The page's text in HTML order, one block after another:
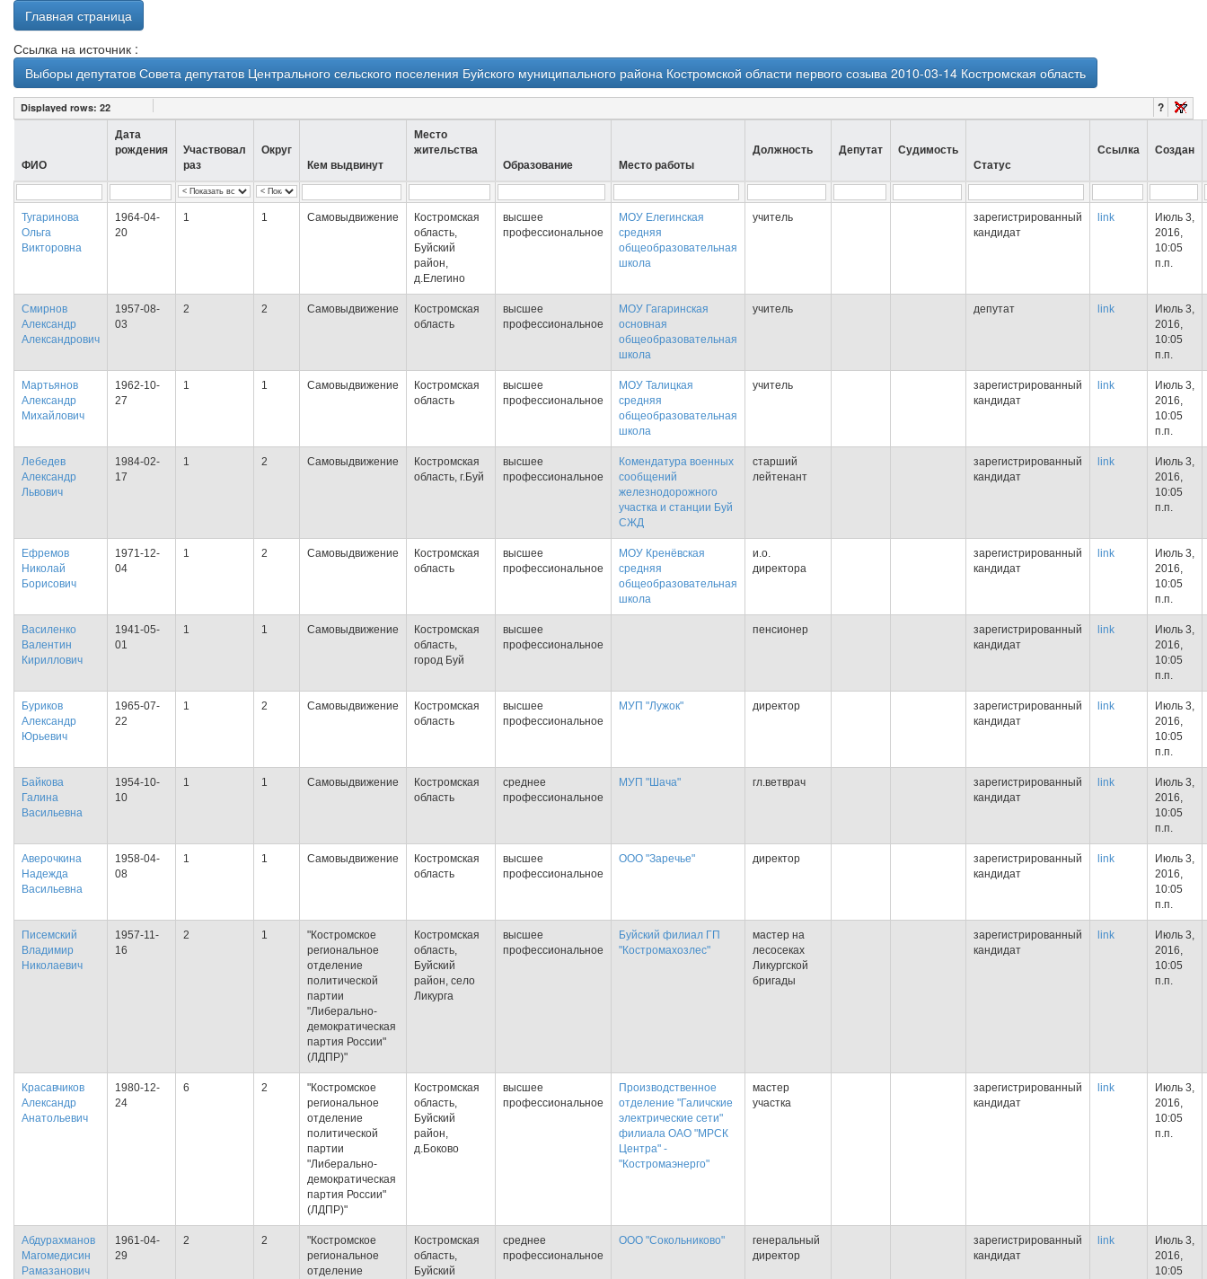
Главная страница
Ссылка на источник :
Выборы депутатов Совета депутатов Центрального сельского поселения Буйского муниципального района Костромской области первого созыва 2010-03-14 Костромская область
Displayed rows: 22 ?
ФИО
Дата
рождения
Участвовал
раз
Округ
Кем выдвинут
Место
жительства
Образование
Место работы
Должность Депутат
Судимость
Статус
Ссылка Создан
Тугаринова
Ольга
Викторовна
1964-04-
20
1 1 Самовыдвижение
Костромская
область,
Буйский
район,
д.Елегино
высшее
профессиональное
МОУ Елегинская
средняя
общеобразовательная
школа
учитель
зарегистрированный
кандидат
link
Июль 3,
2016,
10:05
п.п.
Смирнов
Александр
Александрович
1957-08-
03
2 2 Самовыдвижение
Костромская
область
высшее
профессиональное
МОУ Гагаринская
основная
общеобразовательная
школа
учитель депутат link
Июль 3,
2016,
10:05
п.п.
Мартьянов
Александр
Михайлович
1962-10-
27
1 1 Самовыдвижение
Костромская
область
высшее
профессиональное
МОУ Талицкая
средняя
общеобразовательная
школа
учитель
зарегистрированный
кандидат
link
Июль 3,
2016,
10:05
п.п.
Лебедев
Александр
Львович
1984-02-
17
1 2 Самовыдвижение
Костромская
область, г.Буй
высшее
профессиональное
Комендатура военных
сообщений
железнодорожного
участка и станции Буй
СЖД
старший
лейтенант
зарегистрированный
кандидат
link
Июль 3,
2016,
10:05
п.п.
Ефремов
Николай
Борисович
1971-12-
04
1 2 Самовыдвижение
Костромская
область
высшее
профессиональное
МОУ Кренёвская
средняя
общеобразовательная
школа
и.о.
директора
зарегистрированный
кандидат
link
Июль 3,
2016,
10:05
п.п.
Василенко
Валентин
Кириллович
1941-05-
01
1 1 Самовыдвижение
Костромская
область,
город Буй
высшее
профессиональное
пенсионер
зарегистрированный
кандидат
link
Июль 3,
2016,
10:05
п.п.
Буриков
Александр
Юрьевич
1965-07-
22
1 2 Самовыдвижение
Костромская
область
высшее
профессиональное
МУП "Лужок" директор
зарегистрированный
кандидат
link
Июль 3,
2016,
10:05
п.п.
Байкова
Галина
Васильевна
1954-10-
10
1 1 Самовыдвижение
Костромская
область
среднее
профессиональное
МУП "Шача" гл.ветврач
зарегистрированный
кандидат
link
Июль 3,
2016,
10:05
п.п.
Аверочкина
Надежда
Васильевна
1958-04-
08
1 1 Самовыдвижение
Костромская
область
высшее
профессиональное
ООО "Заречье" директор
зарегистрированный
кандидат
link
Июль 3,
2016,
10:05
п.п.
Писемский
Владимир
Николаевич
1957-11-
16
2 1
"Костромское
региональное
отделение
политической
партии
"Либерально-
демократическая
партия России"
(ЛДПР)"
Костромская
область,
Буйский
район, село
Ликурга
высшее
профессиональное
Буйский филиал ГП
"Костромахозлес"
мастер на
лесосеках
Ликургской
бригады
зарегистрированный
кандидат
link
Июль 3,
2016,
10:05
п.п.
Красавчиков
Александр
Анатольевич
1980-12-
24
6 2
"Костромское
региональное
отделение
политической
партии
"Либерально-
демократическая
партия России"
(ЛДПР)"
Костромская
область,
Буйский
район,
д.Боково
высшее
профессиональное
Производственное
отделение "Галичские
электрические сети"
филиала ОАО "МРСК
Центра" -
"Костромаэнерго"
мастер
участка
зарегистрированный
кандидат
link
Июль 3,
2016,
10:05
п.п.
Абдурахманов
Магомедисин
Рамазанович
1961-04-
29
2 2
"Костромское
региональное
отделение
Костромская
область,
Буйский
среднее
профессиональное
ООО "Сокольниково"
генеральный
директор
зарегистрированный
кандидат
link
Июль 3,
2016,
10:05